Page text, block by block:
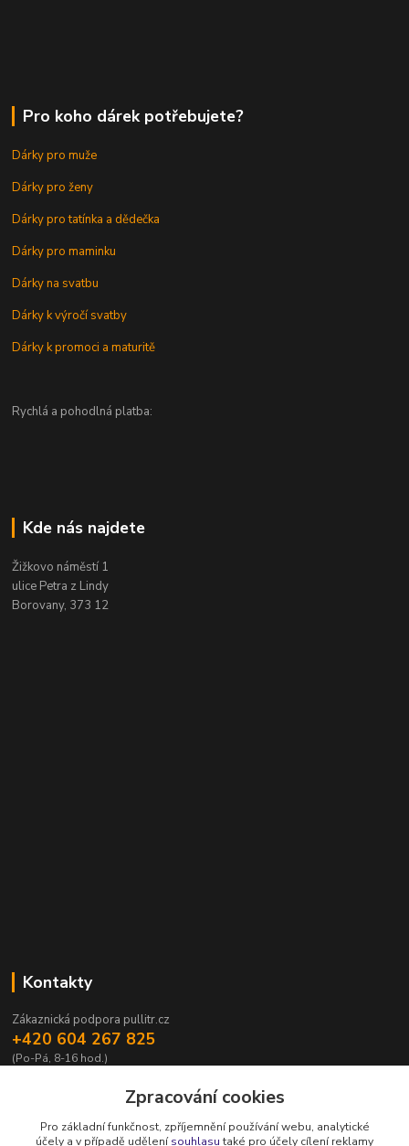
Pro koho dárek potřebujete?
Dárky pro muže
Dárky pro ženy
Dárky pro tatínka a dědečka
Dárky pro maminku
Dárky na svatbu
Dárky k výročí svatby
Dárky k promoci a maturitě
Rychlá a pohodlná platba:
Kde nás najdete
Žižkovo náměstí 1
ulice Petra z Lindy
Borovany, 373 12
Kontakty
Zákaznická podpora pullitr.cz
+420 604 267 825
(Po-Pá, 8-16 hod.)
Zpracování cookies
Pro základní funkčnost, zpříjemnění používání webu, analytické
účely a v případě udělenísouhlasutaké pro účely cílení reklamy